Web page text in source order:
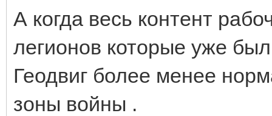
А когда весь контент
легионов которые уже
Геодвиг более менее
зоны войны .